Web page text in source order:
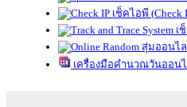
เช็คไอพี (Check
เ
สุ่มออนไ
เครื่องมือคำนวณวันออน